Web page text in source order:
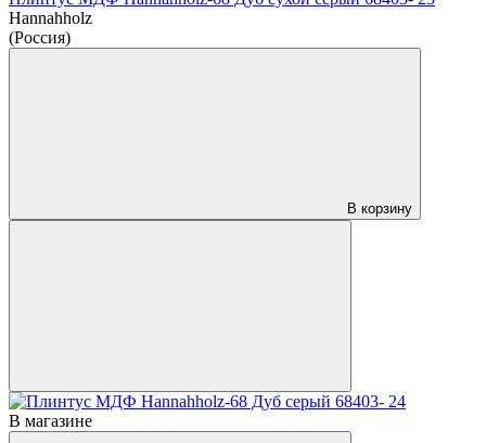
Hannahholz
(Россия)
В корзину
В магазине